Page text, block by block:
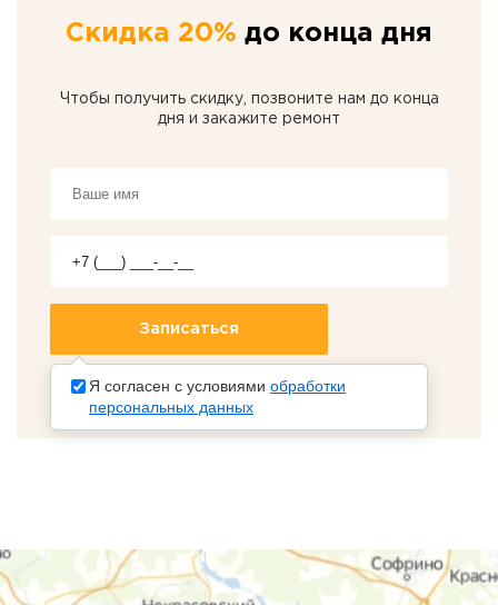
Скидка 20% до конца дня
Чтобы получить скидку, позвоните нам до конца
дня и закажите ремонт
Я согласен с условиями обработки
персональных данных